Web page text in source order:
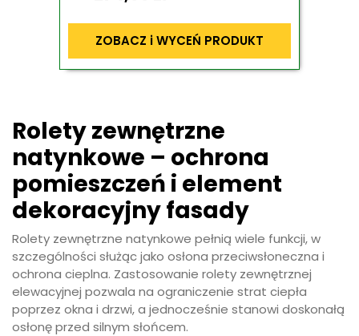
ZOBACZ i WYCEŃ PRODUKT
Rolety zewnętrzne
natynkowe – ochrona
pomieszczeń i element
dekoracyjny fasady
Rolety zewnętrzne natynkowe pełnią wiele funkcji, w
szczególności służąc jako osłona przeciwsłoneczna i
ochrona cieplna. Zastosowanie rolety zewnętrznej
elewacyjnej pozwala na ograniczenie strat ciepła
poprzez okna i drzwi, a jednocześnie stanowi doskonałą
osłonę przed silnym słońcem.